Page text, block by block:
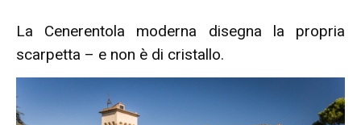
La Cenerentola moderna disegna la propria
scarpetta – e non è di cristallo.